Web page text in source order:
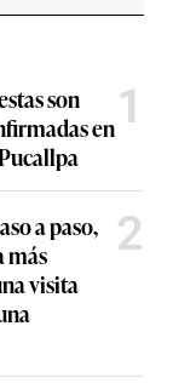
son
en1
a paso,
más
visita
2